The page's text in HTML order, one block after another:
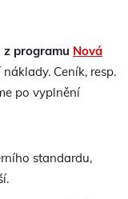
programu Nová
Ceník, resp.
po vyplnění
standardu,